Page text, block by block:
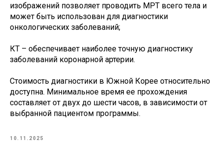
изображений позволяет проводить МРТ всего тела и
может быть использован для диагностики
онкологических заболеваний;
КТ – обеспечивает наиболее точную диагностику
заболеваний коронарной артерии.
Стоимость диагностики в Южной Корее относительно
доступна. Минимальное время ее прохождения
составляет от двух до шести часов, в зависимости от
выбранной пациентом программы.
10.11.2025